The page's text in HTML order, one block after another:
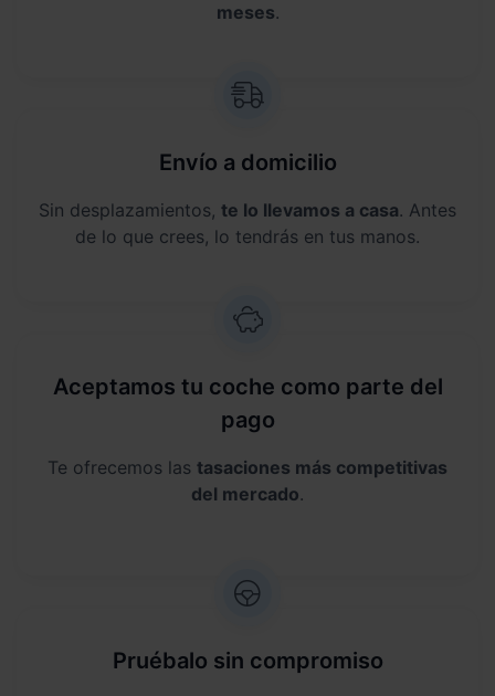
meses.
Envío a domicilio
Sin desplazamientos, te lo llevamos a casa. Antes
de lo que crees, lo tendrás en tus manos.
Aceptamos tu coche como parte del
pago
Te ofrecemos las tasaciones más competitivas
del mercado.
Pruébalo sin compromiso